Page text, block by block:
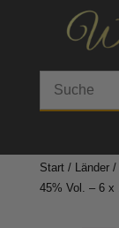
Start/ Länder/
45% Vol. – 6 x